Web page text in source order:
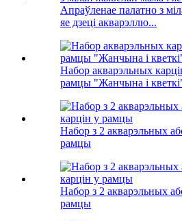
Апраўленае палатно з
яе дзеці акварэллю...
Набор акварэльных
рамцы "Жанчына і
Набор з 2 акварэльных
рамцы
Набор з 2 акварэльных
рамцы